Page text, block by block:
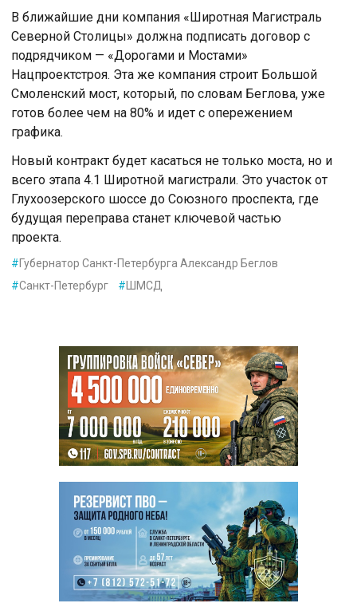
В ближайшие дни компания «Широтная Магистраль
Северной Столицы» должна подписать договор с
подрядчиком — «Дорогами и Мостами»
Нацпроектстроя. Эта же компания строит Большой
Смоленский мост, который, по словам Беглова, уже
готов более чем на 80% и идет с опережением
графика.
Новый контракт будет касаться не только моста, но и
всего этапа 4.1 Широтной магистрали. Это участок от
Глухоозерского шоссе до Союзного проспекта, где
будущая переправа станет ключевой частью
проекта.
#Губернатор Санкт-Петербурга Александр Беглов
#Санкт-Петербург # ШМСД